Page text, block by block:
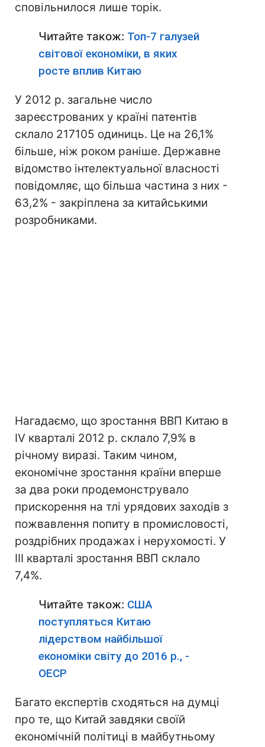
сповільнилося лише торік.
Читайте також: Топ-7 галузей
світової економіки, в яких
росте вплив Китаю
У 2012 р. загальне число
зареєстрованих у країні патентів
склало 217105 одиниць. Це на 26,1%
більше, ніж роком раніше. Державне
відомство інтелектуальної власності
повідомляє, що більша частина з них -
63,2% - закріплена за китайськими
розробниками.
Нагадаємо, що зростання ВВП Китаю в
IV кварталі 2012 р. склало 7,9% в
річному виразі. Таким чином,
економічне зростання країни вперше
за два роки продемонструвало
прискорення на тлі урядових заходів з
пожвавлення попиту в промисловості,
роздрібних продажах і нерухомості. У
III кварталі зростання ВВП склало
7,4%.
Читайте також: США
поступляться Китаю
лідерством найбільшої
економіки світу до 2016 р., -
ОЕСР
Багато експертів сходяться на думці
про те, що Китай завдяки своїй
економічній політиці в майбутньому